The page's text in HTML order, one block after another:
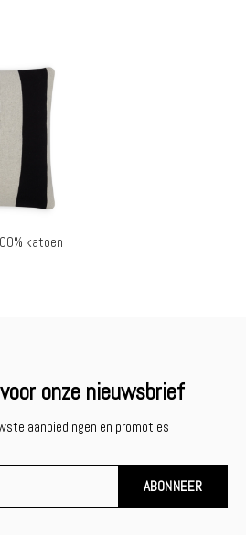
katoen
onze nieuwsbrief
aanbiedingen en promoties
ABONNEER